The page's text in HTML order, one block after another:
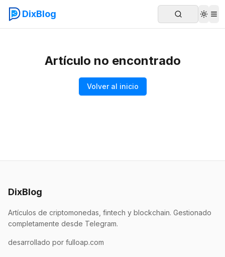
DixBlog
Artículo no encontrado
Volver al inicio
DixBlog
Artículos de criptomonedas, fintech y blockchain. Gestionado
completamente desde Telegram.
desarrollado por fulloap.com